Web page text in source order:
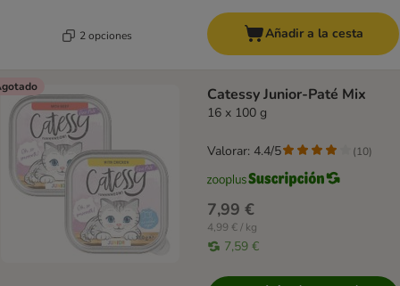
2 opciones Añadir a la cesta
Catessy Junior-Paté Mix
16 x 100 g
7,99 €
4,99 € / kg
7,59 €
Valorar: 4.4/5 (10)